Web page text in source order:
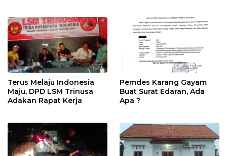
Terus Melaju Indonesia
Maju, DPD LSM Trinusa
Adakan Rapat Kerja
Pemdes Karang Gayam
Buat Surat Edaran, Ada
Apa ?